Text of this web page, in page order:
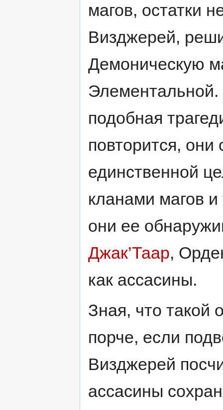
магов, остатки
Визджерей,
Демоническую
Элементальной.
подобная
повторится,
единственной
кланами магов
они ее
Джак’Таар,
как ассасины.
Зная, что такой
порче, если
Визджерей
ассасины